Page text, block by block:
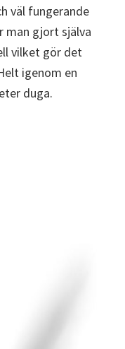
väl fungerande
man gjort själva
vilket gör det
igenom en
duga.